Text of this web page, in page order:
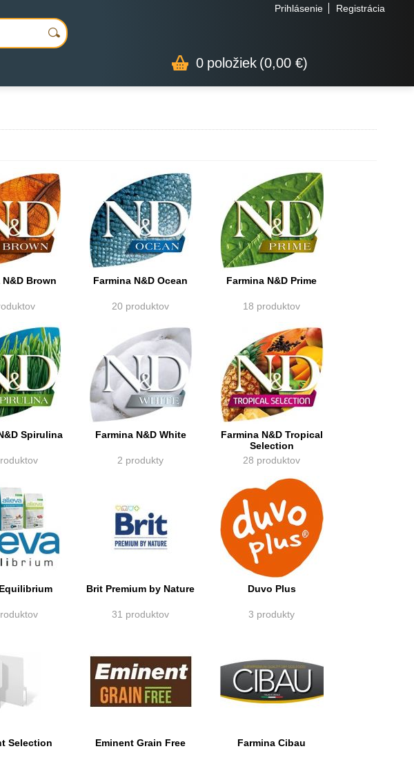
Prihlásenie Registrácia
0 položiek (0,00 €)
N&D Brown Farmina N&D Ocean
20 produktov
Farmina N&D Prime
18 produktov
Spirulina Farmina N&D White
2 produkty
Farmina N&D Tropical
Selection
28 produktov
Brit Premium by Nature
31 produktov
Duvo Plus
3 produkty
Selection Eminent Grain Free Farmina Cibau